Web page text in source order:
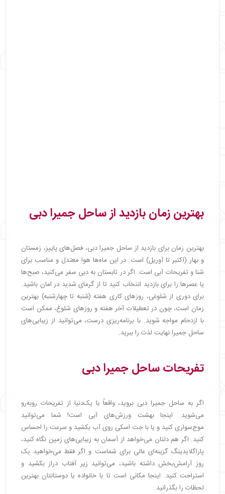
بهترین زمان بازدید از ساحل جمیرا دبی
بهترین زمان برای بازدید از ساحل جمیرا دبی، فصل‌های پاییز، زمستان
و بهار (اکتبر تا آوریل) است. در این ماه‌ها هوا معتدل و مناسب برای
شنا و تفریحات آبی است. اگر در تابستان به دبی سفر می‌کنید، صبح‌ها
یا عصرها را برای بازدید انتخاب کنید تا از گرمای شدید در امان باشید.
برای دوری از شلوغی، روزهای کاری هفته (شنبه تا چهارشنبه) بهترین
زمان است، چون در تعطیلات آخر هفته و روزهای شلوغ، ممکن است
با ازدحام مواجه شوید. با برنامه‌ریزی درست، می‌توانید از زیبایی‌های
ساحل جمیرا نهایت لذت را ببرید.
تفریحات ساحل جمیرا دبی
اگر به ساحل جمیرا دبی بروید، واقعاً با یک‌دنیا از تفریحات روبه‌رو
می‌شوید. اینجا بهشت ورزش‌های آبی است! شما می‌توانید
موج‌سواری کنید و یا با جت اسکی روی آب بکشید و سرعت را احساس
کنید. اگر هم دلتان می‌خواهد از آسمان به زیبایی‌های زمین نگاه کنید،
پاراگلایدینگ گزینه‌ای عالی برای شماست و اگر فقط می‌خواهید یک
روز آرامش‌بخش داشته باشید، می‌توانید زیر آفتاب دراز بکشید و
استراحت کنید. اینجا مکانی است تا با خانواده یا دوستانتان بهترین
لحظات را بگذرانید.